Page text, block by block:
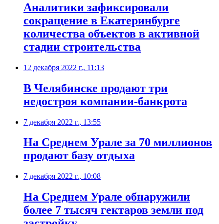
​Аналитики зафиксировали
сокращение в Екатеринбурге
количества объектов в активной
стадии строительства
12 декабря 2022 г., 11:13
​В Челябинске продают три
недостроя компании-банкрота
7 декабря 2022 г., 13:55
​На Среднем Урале за 70 миллионов
продают базу отдыха
7 декабря 2022 г., 10:08
​На Среднем Урале обнаружили
более 7 тысяч гектаров земли под